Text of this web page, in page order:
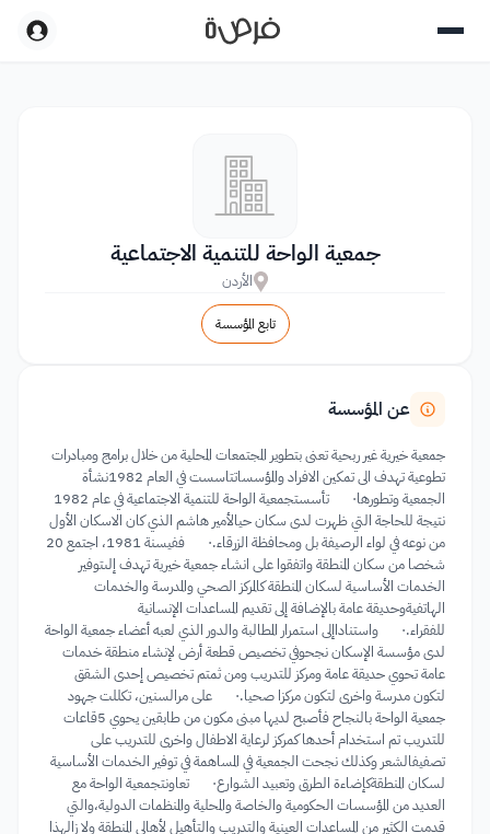
جمعية الواحة للتنمية الاجتماعية
الأردن
تابع المؤسسة
عن المؤسسة
جمعية خيرية غير ربحية تعنى بتطوير المجتمعات المحلية من خلال برامج ومبادرات
تطوعية تهدف الى تمكين الافراد والمؤسساتتاسست في العام 1982نشأة
الجمعية وتطورها· تأسستجمعية الواحة للتنمية الاجتماعية في عام 1982
نتيجة للحاجة التي ظهرت لدى سكان حيالأمير هاشم الذي كان الاسكان الأول
من نوعه في لواء الرصيفة بل ومحافظة الزرقاء.· ففيسنة 1981، اجتمع 20
شخصا من سكان المنطقة واتفقوا على انشاء جمعية خيرية تهدف إلىتوفير
الخدمات الأساسية لسكان المنطقة كالمركز الصحي والمدرسة والخدمات
الهاتفيةوحديقة عامة بالإضافة إلى تقديم المساعدات الإنسانية
للفقراء.· واستناداإلى استمرار المطالبة والدور الذي لعبه أعضاء جمعية الواحة
لدى مؤسسة الإسكان نجحوفي تخصيص قطعة أرض لإنشاء منطقة خدمات
عامة تحوي حديقة عامة ومركز للتدريب ومن ثمتم تخصيص إحدى الشقق
لتكون مدرسة واخرى لتكون مركزا صحيا.· على مرالسنين، تكللت جهود
جمعية الواحة بالنجاح فأصبح لديها مبنى مكون من طابقين يحوي 5قاعات
للتدريب تم استخدام أحدها كمركز لرعاية الاطفال واخرى للتدريب على
تصفيفالشعر وكذلك نجحت الجمعية في المساهمة في توفير الخدمات الأساسية
لسكان المنطقةكإضاءة الطرق وتعبيد الشوارع· تعاونتجمعية الواحة مع
العديد من المؤسسات الحكومية والخاصة والمحلية والمنظمات الدولية،والتي
قدمت الكثير من المساعدات العينية والتدريب والتأهيل لأهالي المنطقة ولا زالهذا